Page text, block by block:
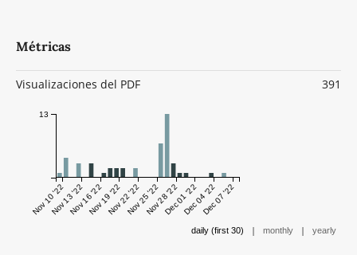
Métricas
Visualizaciones del PDF 391
Nov 10 '22Nov 13 '22Nov 16 '22Nov 19 '22Nov 22 '22Nov 25 '22Nov 28 '22Dec 01 '22Dec 04 '22Dec 07 '22
13
daily (first 30) | monthly | yearly